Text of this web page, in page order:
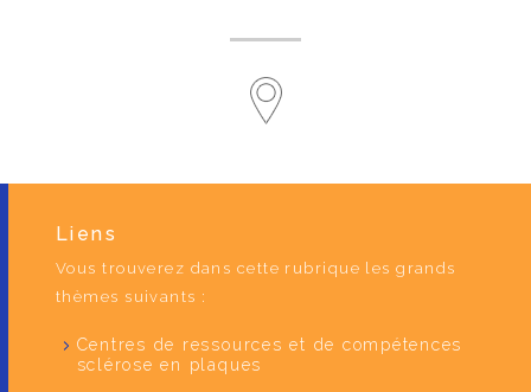
Liens
Vous trouverez dans cette rubrique les grands
thèmes suivants :
Centres de ressources et de compétences
sclérose en plaques